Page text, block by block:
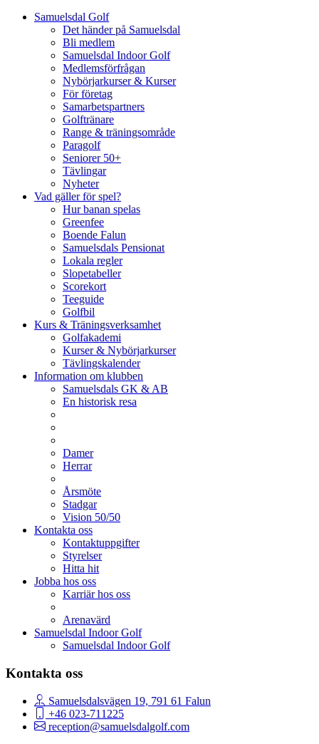
Samuelsdal Golf
Det händer på Samuelsdal
Bli medlem
Samuelsdal Indoor Golf
Medlemsförfrågan
Nybörjarkurser & Kurser
För företag
Samarbetspartners
Golftränare
Range & träningsområde
Paragolf
Seniorer 50+
Tävlingar
Nyheter
Vad gäller för spel?
Hur banan spelas
Greenfee
Boende Falun
Samuelsdals Pensionat
Lokala regler
Slopetabeller
Scorekort
Teeguide
Golfbil
Kurs & Träningsverksamhet
Golfakademi
Kurser & Nybörjarkurser
Tävlingskalender
Information om klubben
Samuelsdals GK & AB
En historisk resa
Damer
Herrar
Årsmöte
Stadgar
Vision 50/50
Kontakta oss
Kontaktuppgifter
Styrelser
Hitta hit
Jobba hos oss
Karriär hos oss
Arenavärd
Samuelsdal Indoor Golf
Samuelsdal Indoor Golf
Kontakta oss
Samuelsdalsvägen 19, 791 61 Falun
+46 023-711225
reception@samuelsdalgolf.com